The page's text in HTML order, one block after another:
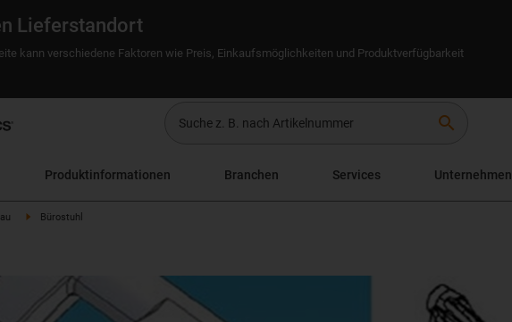
Lieferstandort
kann verschiedene Faktoren wie Preis, Einkaufsmöglichkeiten und Produktverfügbarkeit
search
Produktinformationen Branchen Services Unternehmen
Bürostuhl